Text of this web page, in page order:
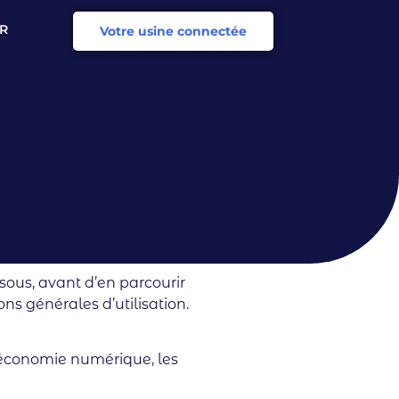
Votre usine connectée
avant d’en parcourir
générales d’utilisation.
numérique, les